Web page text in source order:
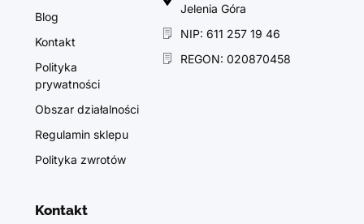
Blog
Kontakt
Polityka
prywatności
Obszar działalności
Regulamin sklepu
Polityka zwrotów
Jelenia Góra
NIP: 611 257 19 46
REGON: 020870458
Kontakt